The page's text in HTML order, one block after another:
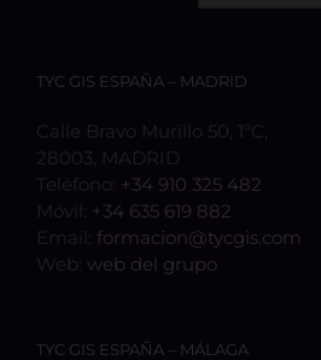
TYC GIS ESPAÑA – MADRID
Calle Bravo Murillo 50, 1ºC,
28003, MADRID
Teléfono: +34 910 325 482
Móvil: +34 635 619 882
Email: formacion@tycgis.com
Web: web del grupo
TYC GIS ESPAÑA – MÁLAGA